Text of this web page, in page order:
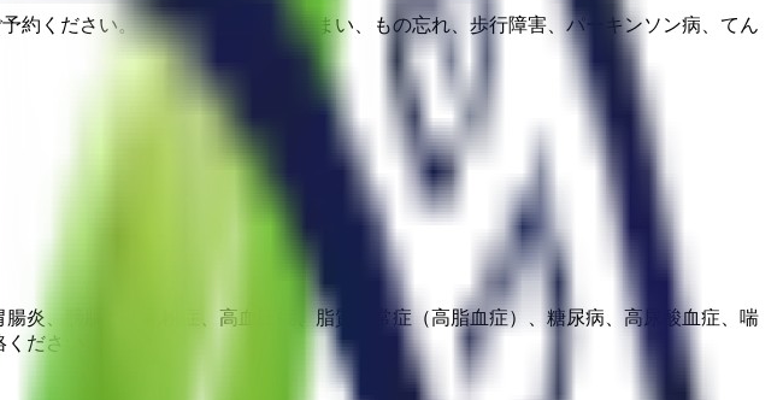
約ください。 （頭痛、しびれ、めまい、もの忘れ、歩行障害、パーキンソン病、てん
炎、膀胱炎、花粉症、高血圧症、脂質異常症（高脂血症）、糖尿病、高尿酸血症、喘
ださい。